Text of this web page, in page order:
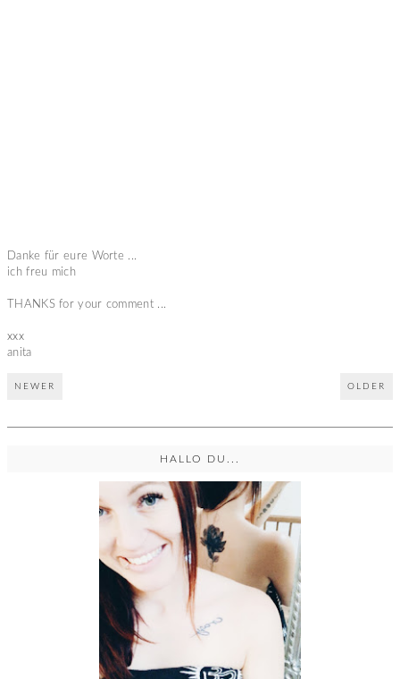
Danke für eure Worte ...
ich freu mich
THANKS for your comment ...
xxx
anita
NEWER OLDER
HALLO DU...